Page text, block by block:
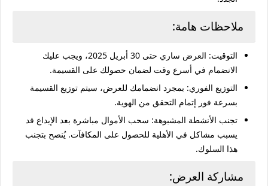
ملاحظات هامة:
التوقيت
: العرض ساري حتى 30 أبريل 2025، ويجب عليك
الانضمام في أسرع وقت لضمان حصولك على القسيمة.
التوزيع الفوري: بمجرد انضمامك للعرض، سيتم توزيع القسيمة
بسرعة فور إتمام التحقق من الهوية.
تجنب الأنشطة المشبوهة: سحب الأموال مباشرة بعد الإيداع قد
يسبب مشاكل في الأهلية للحصول على المكافآت. يُنصح بتجنب
هذا السلوك.
مشاركة العرض: